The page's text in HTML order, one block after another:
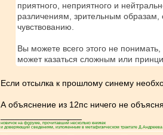
приятного, неприятного и
различениям, зрительным образам,
чувствованию.
Вы можете всего этого не
может казаться сложным или
Если отсылка к прошлому синему
А объяснение из 12пс ничего не
новичок на форуме, прочитавший несколько книжек
и доверяющий сведениям, изложенным в метафизическом трактате